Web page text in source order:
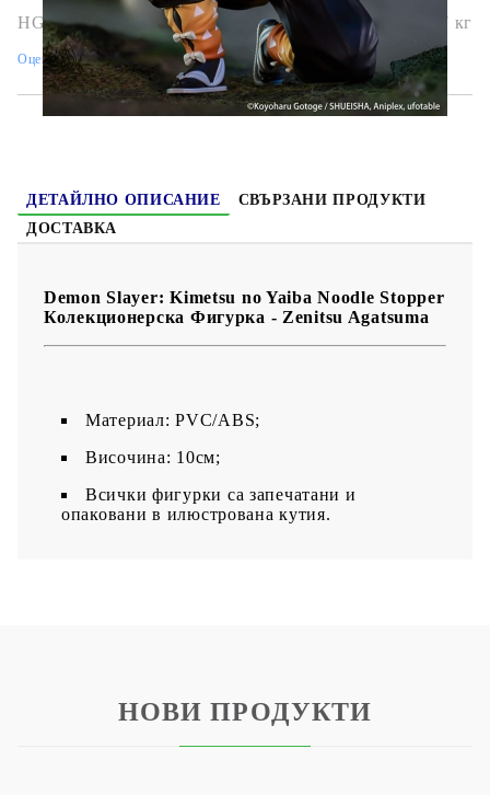
HGA8258 0.337 кг
Оцени продукта
ДЕТАЙЛНО ОПИСАНИЕ
СВЪРЗАНИ ПРОДУКТИ
ДОСТАВКА
Demon Slayer: Kimetsu no Yaiba Noodle Stopper
Колекционерска Фигурка - Zenitsu Agatsuma
Материал: PVC/ABS;
Височина: 10см;
Всички фигурки са запечатани и
опаковани в илюстрована кутия.
НОВИ ПРОДУКТИ